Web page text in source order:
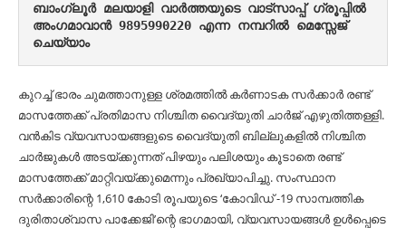
ബാംഗ്ലൂർ മലയാളി വാർത്തയുടെ വാട്സാപ്പ് ഗ്രൂപ്പിൽ
അംഗമാവാൻ 9895990220 എന്ന നമ്പറിൽ മെസ്സേജ്
ചെയ്യാം
കുറച്ച് ഭാരം ചുമത്താനുള്ള ശ്രമത്തിൽ കർണാടക സർക്കാർ രണ്ട്
മാസത്തേക്ക് പ്രതിമാസ നിശ്ചിത വൈദ്യുതി ചാർജ് എഴുതിത്തള്ളി.
വൻകിട വ്യവസായങ്ങളുടെ വൈദ്യുതി ബില്ലുകളിൽ നിശ്ചിത
ചാർജുകൾ അടയ്ക്കുന്നത് പിഴയും പലിശയും കൂടാതെ രണ്ട്
മാസത്തേക്ക് മാറ്റിവയ്ക്കുമെന്നും പ്രഖ്യാപിച്ചു. സംസ്ഥാന
സർക്കാരിന്റെ 1,610 കോടി രൂപയുടെ ‘കോവിഡ് -19 സാമ്പത്തിക
ദുരിതാശ്വാസ പാക്കേജി’ന്റെ ഭാഗമായി, വ്യവസായങ്ങൾ ഉൾപ്പെടെ